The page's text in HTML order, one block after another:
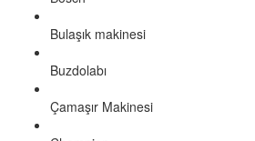
Bulaşık makinesi
Buzdolabı
Çamaşır Makinesi